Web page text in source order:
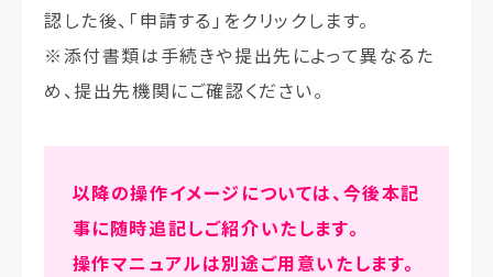
認した後、「申請する」をクリックします。
※ 添付書類は手続きや提出先によって異なるた
め、提出先機関にご確認ください。
以降の操作イメージについては、今後本記
事に随時追記しご紹介いたします。
操作マニュアルは別途ご用意いたします。